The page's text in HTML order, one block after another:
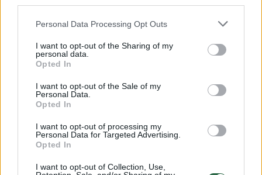
Personal Data Processing Opt Outs
I want to opt-out of the Sharing of my
personal data.
Opted In
I want to opt-out of the Sale of my
Personal Data.
Opted In
I want to opt-out of processing my
Personal Data for Targeted Advertising.
Opted In
I want to opt-out of Collection, Use,
Vaizdai iš tragiškos avarijos Vilniaus r.: dviejų moterų ir
vaiko gyvybių išgelbėti nepavyko
Savaitės vidurys nusimato karštas: temperatūra kils iki
32 laipsnių šilumos
vaizdas pribloškia